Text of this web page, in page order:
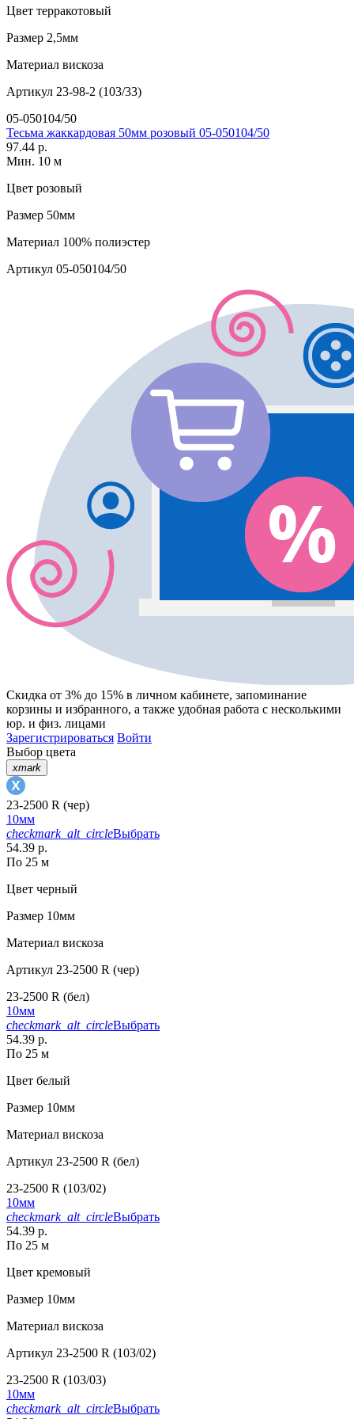
Цвет терракотовый
Размер 2,5мм
Материал вискоза
Артикул 23-98-2 (103/33)
05-050104/50
Тесьма жаккардовая 50мм розовый 05-050104/50
97.44 р.
Мин. 10 м
Цвет розовый
Размер 50мм
Материал 100% полиэстер
Артикул 05-050104/50
Скидка от 3% до 15% в личном кабинете, запоминание
корзины и избранного, а также удобная работа с несколькими
юр. и физ. лицами
Зарегистрироваться Войти
Выбор цвета
xmark
23-2500 R (чер)
10мм
checkmark_alt_circleВыбрать
54.39 р.
По 25 м
Цвет черный
Размер 10мм
Материал вискоза
Артикул 23-2500 R (чер)
23-2500 R (бел)
10мм
checkmark_alt_circleВыбрать
54.39 р.
По 25 м
Цвет белый
Размер 10мм
Материал вискоза
Артикул 23-2500 R (бел)
23-2500 R (103/02)
10мм
checkmark_alt_circleВыбрать
54.39 р.
По 25 м
Цвет кремовый
Размер 10мм
Материал вискоза
Артикул 23-2500 R (103/02)
23-2500 R (103/03)
10мм
checkmark_alt_circleВыбрать